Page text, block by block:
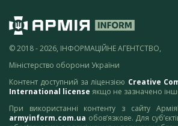
© 2018 - 2026, ІНФОРМАЦІЙНЕ АГЕНТСТВО,
Міністерство оборони України
Контент доступний за ліцензією Creative
International license якщо не зазначено
При використанні контенту з сайту
armyinform.com.ua обов’язкове. Для